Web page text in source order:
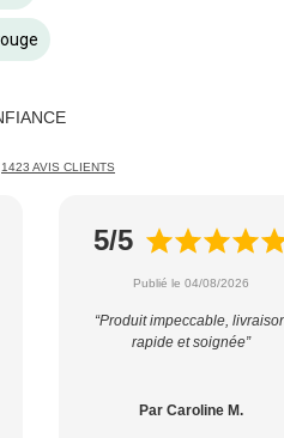
1423 AVIS CLIENTS
5/5
Publié le 04/08/2026
“Produit impeccable,
rapide et soignée”
Par Caroline M.